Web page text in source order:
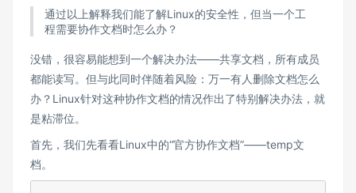
通过以上解释我们能了解Linux的安全性，但当一个工
程需要协作文档时怎么办？
没错，很容易能想到一个解决办法——共享文档，所有成员
都能读写。但与此同时伴随着风险：万一有人删除文档怎么
办？Linux针对这种协作文档的情况作出了特别解决办法，就
是粘滞位。
首先，我们先看看Linux中的“官方协作文档”——temp文
档。